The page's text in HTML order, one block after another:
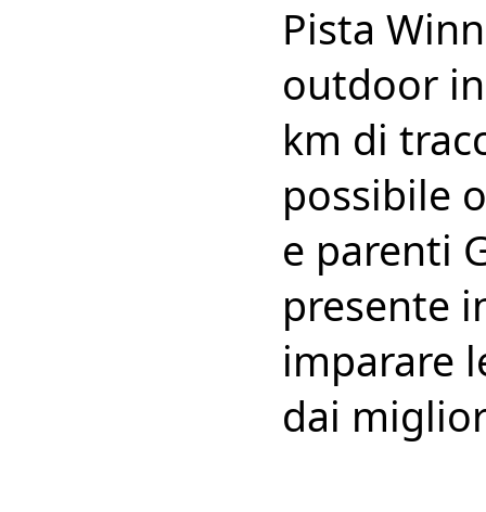
Pista
outdoor
km di
possibile
e parenti
presente
imparare
dai